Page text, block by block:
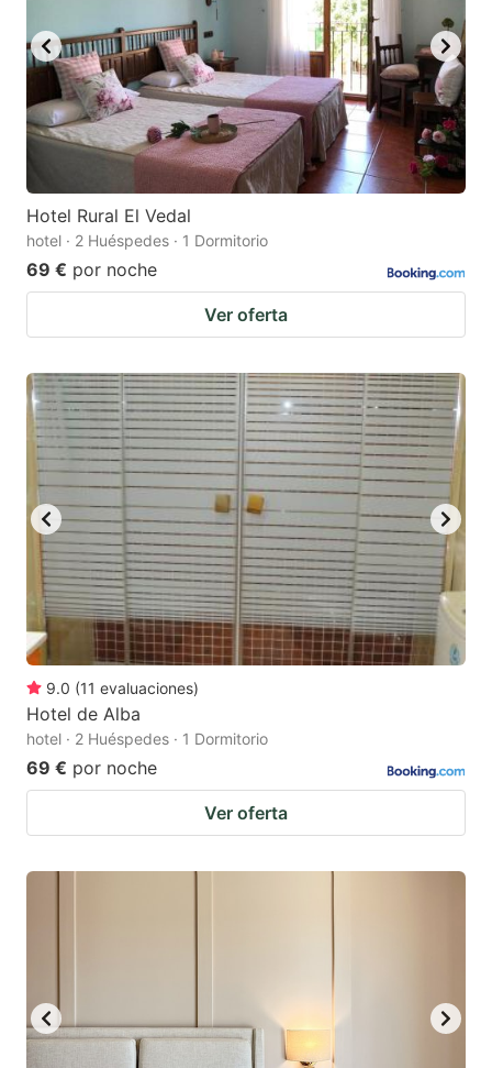
Hotel Rural El Vedal
hotel · 2 Huéspedes · 1 Dormitorio
69 € por noche
Ver oferta
9.0 (11 evaluaciones)
Hotel de Alba
hotel · 2 Huéspedes · 1 Dormitorio
69 € por noche
Ver oferta